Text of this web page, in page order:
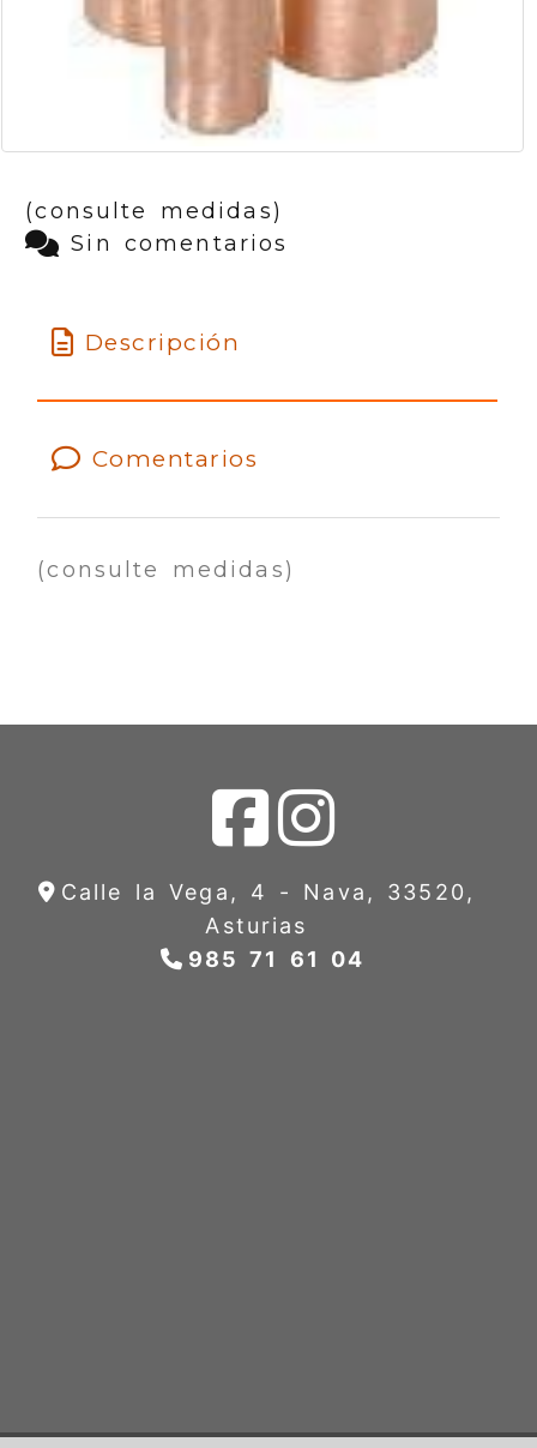
(consulte medidas)
Sin comentarios
Descripción
Comentarios
(consulte medidas)
Calle la Vega, 4 - Nava, 33520,
Asturias
985 71 61 04